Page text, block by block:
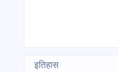
इतिहास